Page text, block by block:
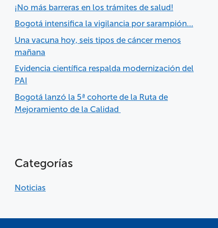
¡No más barreras en los trámites de salud!
Bogotá intensifica la vigilancia por sarampión…
Una vacuna hoy, seis tipos de cáncer menos
mañana
Evidencia científica respalda modernización del
PAI
Bogotá lanzó la 5ª cohorte de la Ruta de
Mejoramiento de la Calidad
Categorías
Noticias